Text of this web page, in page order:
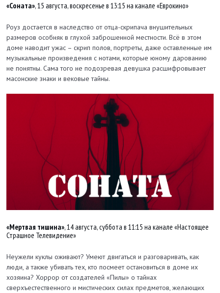
«Соната», 15 августа, воскресенье в 13:15 на канале «Еврокино»
Роуз достается в наследство от отца-скрипача внушительных
размеров особняк в глухой заброшенной местности. Всё в этом
доме наводит ужас – скрип полов, портреты, даже оставленные им
музыкальные произведения с нотами, которые юному дарованию
не понятны. Сама того не подозревая девушка расшифровывает
масонские знаки и вековые тайны.
«Мертвая тишина», 14 августа, суббота в 11:15 на канале «Настоящее
Страшное Телевидение»
Неужели куклы оживают? Умеют двигаться и разговаривать, как
люди, а также убивать тех, кто посмеет остановиться в доме их
хозяина? Хоррор от создателей «Пилы» о тайнах
сверхъестественного и мистических силах предметов, желающих